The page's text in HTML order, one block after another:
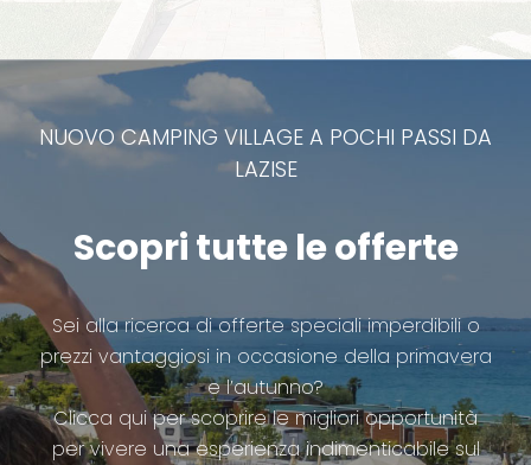
NUOVO CAMPING VILLAGE A POCHI PASSI DA
LAZISE
Scopri tutte le offerte
Sei alla ricerca di offerte speciali imperdibili o
prezzi vantaggiosi in occasione della primavera
e l’autunno?
Clicca qui per scoprire le migliori opportunità
per vivere una esperienza indimenticabile sul